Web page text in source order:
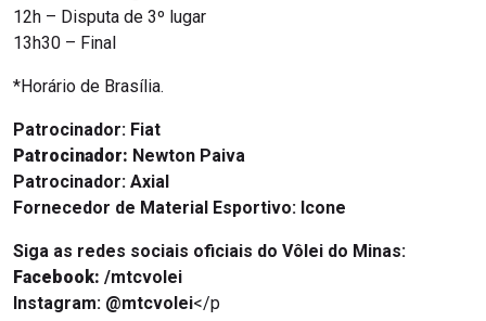
12h – Disputa de 3º lugar
13h30 – Final
*Horário de Brasília.
Patrocinador: Fiat
Patrocinador: Newton Paiva
Patrocinador: Axial
Fornecedor de Material Esportivo: Icone
Siga as redes sociais oficiais do Vôlei do Minas:
Facebook: /mtcvolei
Instagram: @mtcvolei</p